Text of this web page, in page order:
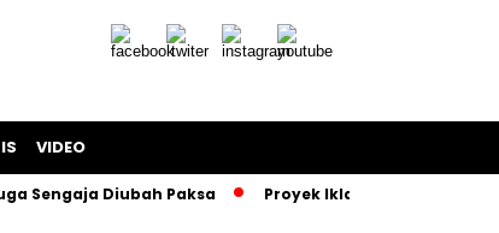
VIDEO
Diubah Paksa Proyek Iklan Bank BJB Diduga